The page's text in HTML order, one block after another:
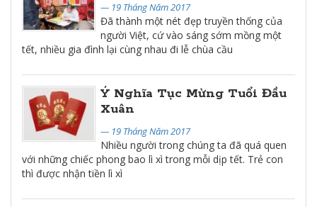
— 19 Tháng Năm 2017
Đã thành một nét đẹp truyền thống của
người Việt, cứ vào sáng sớm mồng một
tết, nhiều gia đình lại cùng nhau đi lễ chùa cầu
Ý Nghĩa Tục Mừng Tuổi Đầu
Xuân
— 19 Tháng Năm 2017
Nhiều người trong chúng ta đã quá quen
với những chiếc phong bao lì xì trong mỗi dịp tết. Trẻ con
thì được nhận tiền lì xì